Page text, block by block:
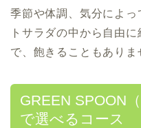
季節や体調、気分によっ
トサラダの中から自由
で、飽きることもありま
GREEN SPOON
で選べるコース